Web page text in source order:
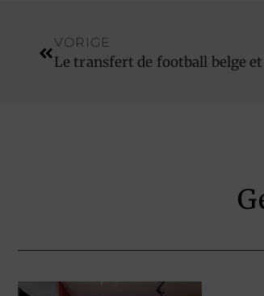
VORIGE
Le transfert de football belge